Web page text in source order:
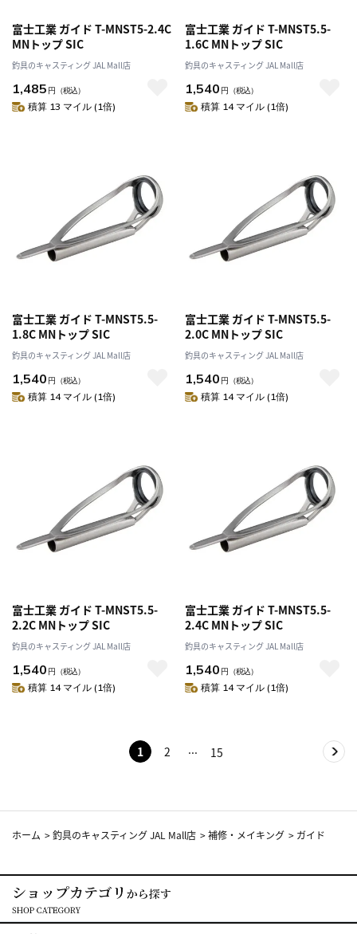
富士工業 ガイド T-MNST5-2.4C
MNトップ SIC
釣具のキャスティング JAL Mall店
1,485 円 （税込）
積算 13 マイル (1倍)
富士工業 ガイド T-MNST5.5-
1.6C MNトップ SIC
釣具のキャスティング JAL Mall店
1,540 円 （税込）
積算 14 マイル (1倍)
富士工業 ガイド T-MNST5.5-
1.8C MNトップ SIC
釣具のキャスティング JAL Mall店
1,540 円 （税込）
積算 14 マイル (1倍)
富士工業 ガイド T-MNST5.5-
2.0C MNトップ SIC
釣具のキャスティング JAL Mall店
1,540 円 （税込）
積算 14 マイル (1倍)
富士工業 ガイド T-MNST5.5-
2.2C MNトップ SIC
釣具のキャスティング JAL Mall店
1,540 円 （税込）
積算 14 マイル (1倍)
富士工業 ガイド T-MNST5.5-
2.4C MNトップ SIC
釣具のキャスティング JAL Mall店
1,540 円 （税込）
積算 14 マイル (1倍)
1 2 15
ホーム >釣具のキャスティング JAL Mall店 >補修・メイキング > ガイド